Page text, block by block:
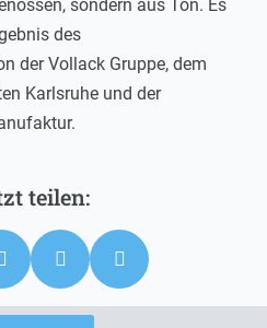
sondern aus Ton. Es
des
der Vollack Gruppe, dem
Karlsruhe und der